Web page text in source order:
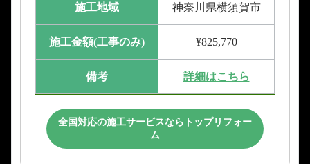
施工地域 神奈川県横須賀市
施工金額(工事のみ) ¥825,770
備考 詳細はこちら
全国対応の施工サービスならトップリフォー
ム